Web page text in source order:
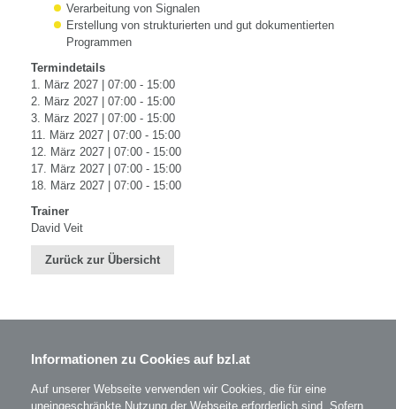
Verarbeitung von Signalen
Erstellung von strukturierten und gut dokumentierten
Programmen
Termindetails
1. März 2027 | 07:00 - 15:00
2. März 2027 | 07:00 - 15:00
3. März 2027 | 07:00 - 15:00
11. März 2027 | 07:00 - 15:00
12. März 2027 | 07:00 - 15:00
17. März 2027 | 07:00 - 15:00
18. März 2027 | 07:00 - 15:00
Trainer
David Veit
Zurück zur Übersicht
BZL - Bildungszentrum Lenzing GmbH
A-4860 Lenzing
T: 07672 701-3531
Informationen zu Cookies auf bzl.at
Auf unserer Webseite verwenden wir Cookies, die für eine
uneingeschränkte Nutzung der Webseite erforderlich sind. Sofern